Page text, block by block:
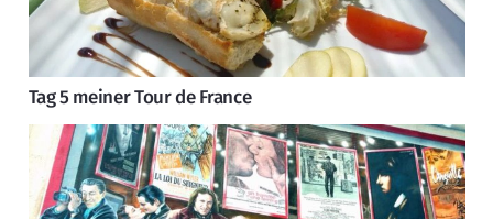
Tag 5 meiner Tour de France